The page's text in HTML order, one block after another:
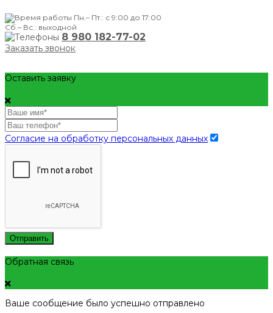
Пн.– Пт.: с 9:00 до 17:00
Сб.– Вс.: выходной
8 980 182-77-02
Заказать звонок
Оставить заявку
Согласие на обработку персональных данных
Отправить
Обратная связь
Ваше сообщение было успешно отправлено